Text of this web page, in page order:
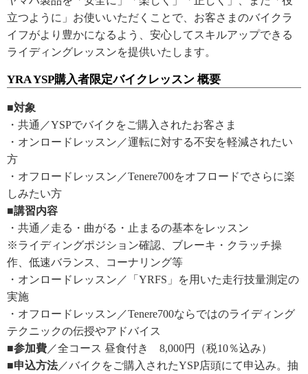
立つように」お使いいただくことで、お客さまのバイクラ
イフがより豊かになるよう、安心してスキルアップできる
ライディングレッスンを提供いたします。
YRA YSP購入者限定バイクレッスン 概要
■対象
・共通／YSPでバイクをご購入されたお客さま
・オンロードレッスン／運転に対する不安を軽減されたい
方
・オフロードレッスン／Tenere700をオフロードでさらに楽
しみたい方
■講習内容
・共通／走る・曲がる・止まるの基本をレッスン
※ライディングポジション確認、ブレーキ・クラッチ操
作、低速バランス、コーナリング等
・オンロードレッスン／「YRFS」を用いた走行技量測定の
実施
・オフロードレッスン／Tenere700ならではのライディング
テクニックの伝授やアドバイス
■参加費／全コース 昼食付き 8,000円（税10％込み）
■申込方法／バイクをご購入されたYSP店頭にて申込み。抽